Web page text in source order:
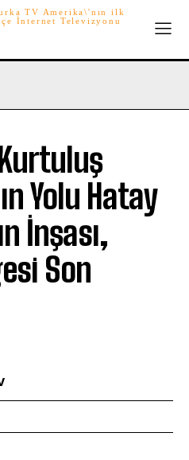
TV Amerika\'nın ilk
İnternet Televizyonu
Yolu Hatay
İnşası,
Son